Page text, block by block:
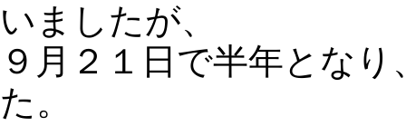
いましたが、
９月２１日で半年とな
た。